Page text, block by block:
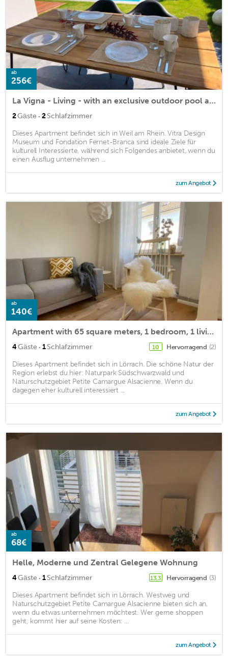
ab
256€
La Vigna - Living - with an exclusive outdoor pool and sauna
2Gäste · 2Schlafzimmer
Dieses Apartment befindet sich in Weil am Rhein. Vitra Design
Museum und Fondation Fernet-Branca sind ideale Ziele für
kulturell Interessierte, während sich Folgendes anbietet, wenn du
einen Ausflug unternehmen ...
zum Angebot
ab
140€
Apartment with 65 square meters, 1 bedroom, 1 living room for max. 4 people
4Gäste · 1Schlafzimmer 10 Hervorragend (2)
Dieses Apartment befindet sich in Lörrach. Die schöne Natur der
Region erlebst du hier: Naturpark Südschwarzwald und
Naturschutzgebiet Petite Camargue Alsacienne. Wenn du
dagegen eher kulturell interessiert ...
zum Angebot
ab
68€
Helle, Moderne und Zentral Gelegene Wohnung
4Gäste · 1Schlafzimmer 13,3 Hervorragend (3)
Dieses Apartment befindet sich in Lörrach. Westweg und
Naturschutzgebiet Petite Camargue Alsacienne bieten sich an,
wenn du etwas unternehmen möchtest. Wer gerne shoppen
geht, kommt hier auf seine Kosten: ...
zum Angebot